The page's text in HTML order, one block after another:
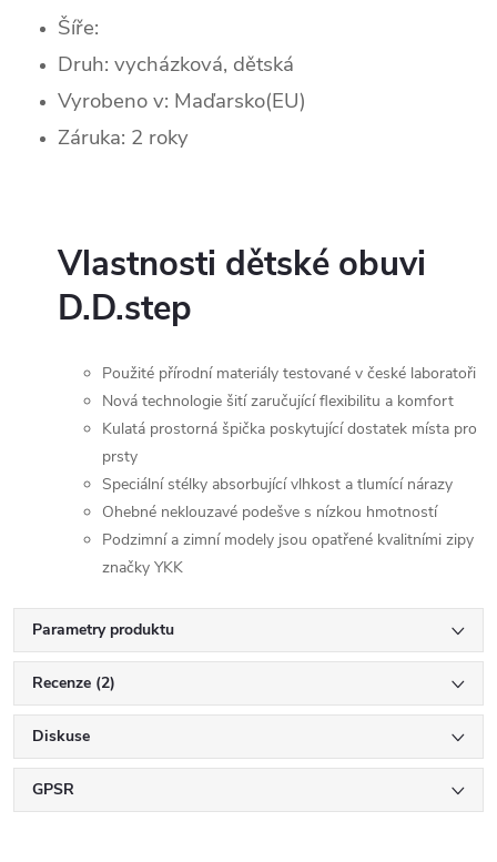
Šíře:
Druh: vycházková, dětská
Vyrobeno v: Maďarsko(EU)
Záruka: 2 roky
Vlastnosti dětské obuvi
D.D.step
Použité přírodní materiály testované v české laboratoři
Nová technologie šití zaručující flexibilitu a komfort
Kulatá prostorná špička poskytující dostatek místa pro
prsty
Speciální stélky absorbující vlhkost a tlumící nárazy
Ohebné neklouzavé podešve s nízkou hmotností
Podzimní a zimní modely jsou opatřené kvalitními zipy
značky YKK
Parametry produktu
Recenze (2)
Diskuse
GPSR